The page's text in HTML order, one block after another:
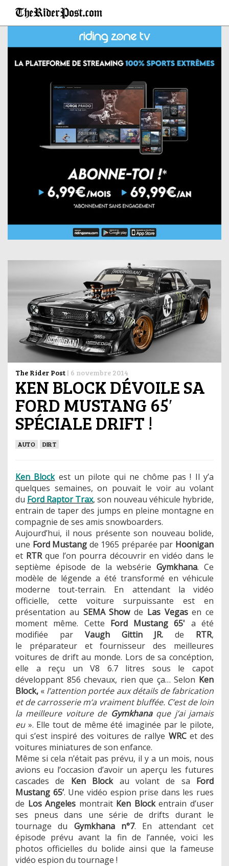
The Rider Post | 6 novembre 2014
KEN BLOCK DÉVOILE SA
FORD MUSTANG 65′
SPÉCIALE DRIFT !
AUTO DIRT
Ken Blockest un pilote qui ne chôme pas ! Il y’a
quelques semaines, on pouvait le voir au volant
du Ford Raptor Trax, son nouveau véhicule hybride,
entrain de taper des jumps en pleine montagne en
compagnie de ses amis snowboarders.
Aujourd’hui, il nous présente son nouveau bolide,
une Ford Mustang de 1965 préparée par Hoonigan
et RTRque l’on pourra découvrir en vidéo dans le
septième épisode de la websérieGymkhana. Ce
modèle de légende a été transformé en véhicule
moderne tout-terrain. En attendant la vidéo
officielle, cette voiture surpuissante est en
présentation au SEMA Showde Las Vegasen ce
moment même. Cette Ford Mustang 65' a été
modifiée par Vaugh Gittin JR. de RTR,
le préparateur et fournisseur des meilleures
voitures de drift au monde. Lors de sa concéption,
elle a reçu un V8 6.7 litres sous le capot
développant 856 chevaux, rien que ça… Selon Ken
Block, « l’attention portée aux détails de fabrication
et de carrosserie m’a vraiment bluffée. C’est de loin
la meilleure voiture de Gymkhanaque j’ai jamais
eu». Elle tout de même été imaginée par le pilote,
qui s’est inspiré des voitures de rallye WRCet des
voitures miniatures de son enfance.
Même si cela n’était pas prévu, il y a un mois, nous
avions eu l’occasion d’avoir un aperçu les futures
cascades de Ken Blockau volant de sa Ford
Mustang 65’. Une vidéo espion prise dans les rues
de Los Angeles montrait Ken Blockentrain d’user
ses pneus dans une série de drifts durant le
tournage du Gymkhana n°7. En attendant cet
épisode prévu avant la fin de l’année, voici les
photos officielles du bolide ainsi que la fameuse
vidéo espion du tournage !